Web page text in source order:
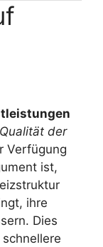
Qualität der
Verfügung
ist,
ihre
Dies